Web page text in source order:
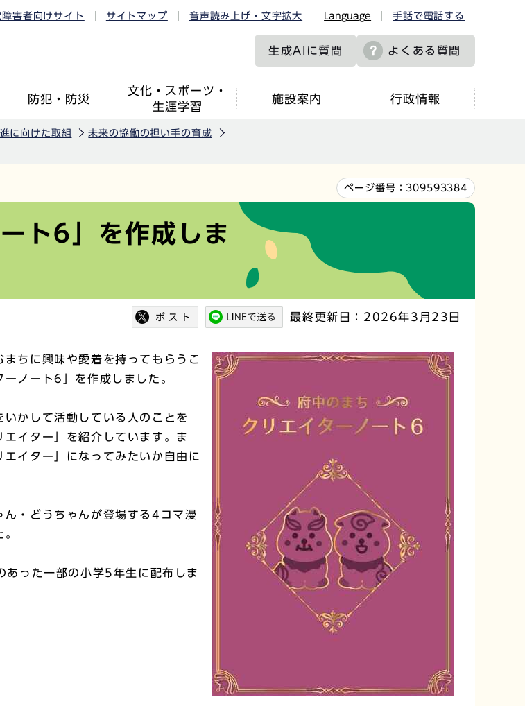
障害者向けサイト サイトマップ 音声読み上げ・文字拡大 Language 手話で電話する
生成AIに質問 よくある質問
防犯・防災
文化・スポーツ・
生涯学習
施設案内 行政情報
に向けた取組
未来の協働の担い手の育成
ページ番号： 309593384
ト6」を作成しま
最終更新日：2026年3月23日
ちに興味や愛着を持ってもらうこ
ノート6」を作成しました。
かして活動している人のことを
エイター」を紹介しています。ま
イター」になってみたいか自由に
・どうちゃんが登場する4コマ漫
った一部の小学5年生に配布しま